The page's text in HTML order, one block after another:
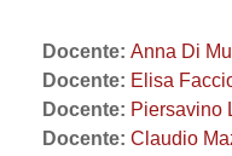
Docente: Anna Di
Docente: Elisa
Docente: Piersavino
Docente: Claudio